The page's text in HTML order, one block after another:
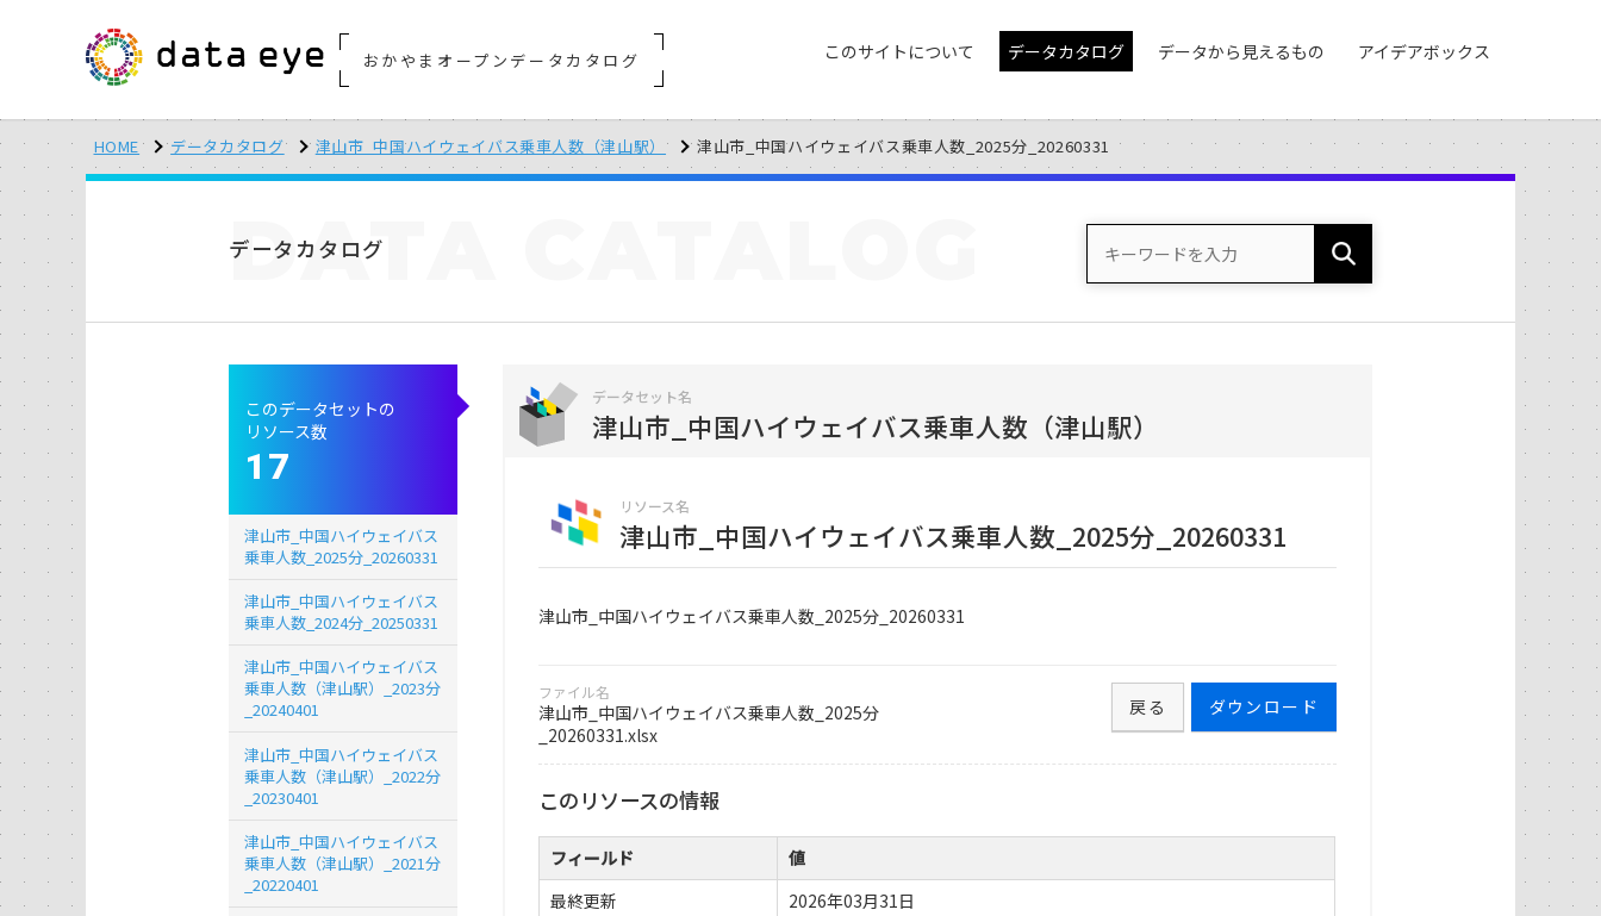
おかやまオープンデータカタログ このサイトについて データカタログ データから見えるもの アイデアボックス
HOME データカタログ 津山市_中国ハイウェイバス乗車人数（津山駅） 津山市_中国ハイウェイバス乗車人数_2025分_20260331
データカタログ
DATA
データセット名
津山市_中国ハイウェイバス乗車人数（津山駅）
リソース名
津山市_中国ハイウェイバス乗車人数_2025分_20260331
津山市_中国ハイウェイバス乗車人数_2025分_20260331
ファイル名
津山市_中国ハイウェイバス乗車人数_2025分
_20260331.xlsx
ダウンロード
戻る
このリソースの情報
フィールド
値
最終更新
2026年03月31日
このデータセットの
リソース数
17
津山市_中国ハイウェイバス
乗車人数_2025分_20260331
津山市_中国ハイウェイバス
乗車人数_2024分_20250331
津山市_中国ハイウェイバス
乗車人数（津山駅）_2023分
_20240401
津山市_中国ハイウェイバス
乗車人数（津山駅）_2022分
_20230401
津山市_中国ハイウェイバス
乗車人数（津山駅）_2021分
_20220401